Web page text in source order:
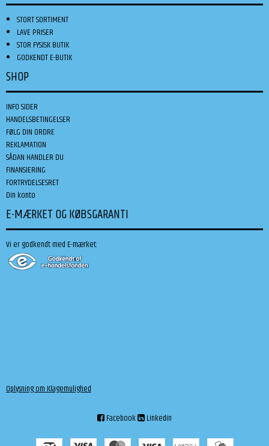
STORT SORTIMENT
LAVE PRISER
STOR FYSISK BUTIK
GODKENDT E-BUTIK
SHOP
INFO SIDER
HANDELSBETINGELSER
FØLG DIN ORDRE
REKLAMATION
SÅDAN HANDLER DU
FINANSIERING
FORTRYDELSESRET
Din konto
E-MÆRKET OG KØBSGARANTI
Vi er godkendt med E-mærket:
Oplysning om Klagemulighed
Facebook Linkedin